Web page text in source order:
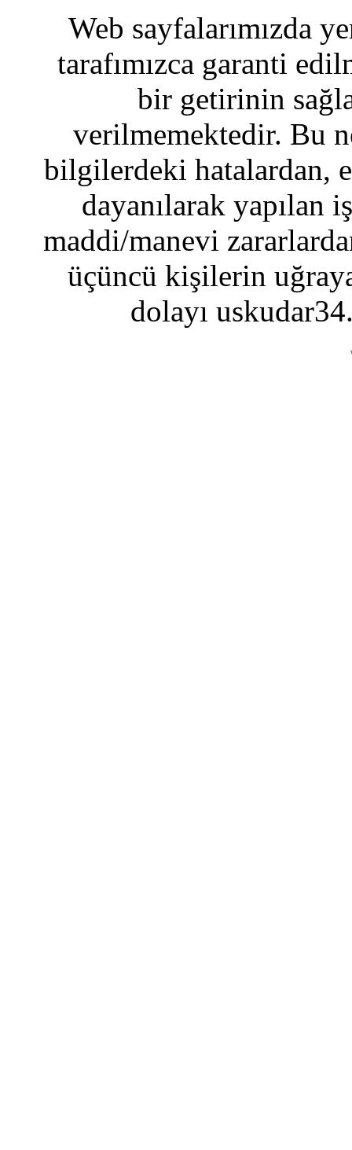
Web sayfalarımızda
tarafımızca garanti
bir getirinin
verilmemektedir. Bu
bilgilerdeki hatalardan,
dayanılarak yapılan
maddi/manevi
üçüncü kişilerin
dolayı